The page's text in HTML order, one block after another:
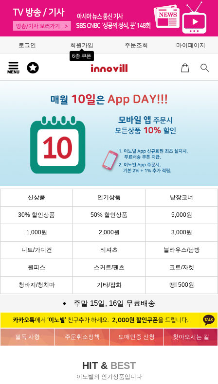
로그인 회원가입
6종 쿠폰
주문조회 마이페이지
신상품 인기상품 낱장코너
30% 할인상품 50% 할인상품 5,000원
1,000원 2,000원 3,000원
니트/가디건 티셔츠 블라우스/남방
원피스 스커트/팬츠 코트/자켓
청바지/청치마 기타/잡화 땡! 500원
주말 15일, 16일 무료배송
필독 사항 주문취소정책 도매인증 신청 찾아오시는 길
HIT & BEST
이노빌의 인기상품입니다